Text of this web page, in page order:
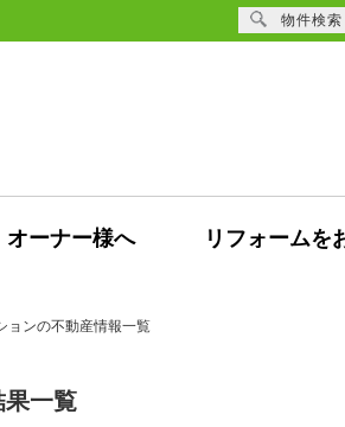
オーナー様へ リフォームを
ョンの不動産情報一覧
果一覧
物件検索